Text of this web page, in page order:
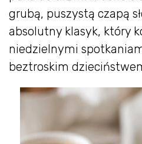
grubą, puszystą czapą
absolutny klasyk, który
niedzielnymi
beztroskim